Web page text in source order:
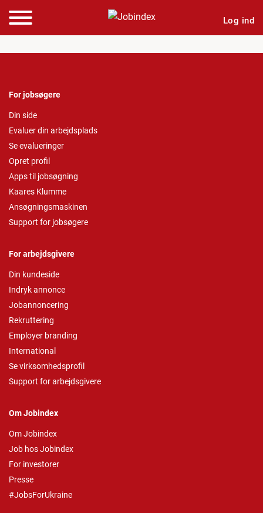
Log ind
For jobsøgere
Din side
Evaluer din arbejdsplads
Se evalueringer
Opret profil
Apps til jobsøgning
Kaares Klumme
Ansøgningsmaskinen
Support for jobsøgere
For arbejdsgivere
Din kundeside
Indryk annonce
Jobannoncering
Rekruttering
Employer branding
International
Se virksomhedsprofil
Support for arbejdsgivere
Om Jobindex
Om Jobindex
Job hos Jobindex
For investorer
Presse
#JobsForUkraine